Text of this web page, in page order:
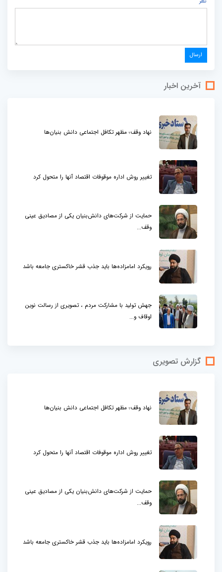
آخرین اخبار
نهاد وقف؛ مظهر تکافل اجتماعی دانش بنیان‌ها
تغییر روش اداره موقوفات اقتصاد آنها را متحول کرد
حمایت از شرکت‌های دانش‌بنیان یکی از مصادیق عینی
وقف...
رویکرد امامزاده‌ها باید جذب قشر خاکستری جامعه باشد
جهش تولید با مشارکت مردم ، تصویری از رسالت نوین
اوقاف و...
گزارش تصویری
نهاد وقف؛ مظهر تکافل اجتماعی دانش بنیان‌ها
تغییر روش اداره موقوفات اقتصاد آنها را متحول کرد
حمایت از شرکت‌های دانش‌بنیان یکی از مصادیق عینی
وقف...
رویکرد امامزاده‌ها باید جذب قشر خاکستری جامعه باشد